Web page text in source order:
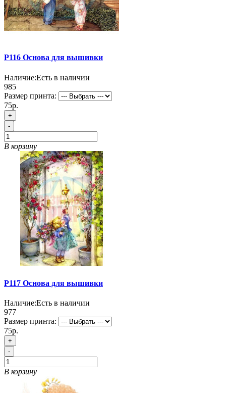
P116 Основа для вышивки
Наличие:Есть в наличии
985
Размер принта:
75р.
+
-
В корзину
P117 Основа для вышивки
Наличие:Есть в наличии
977
Размер принта:
75р.
+
-
В корзину